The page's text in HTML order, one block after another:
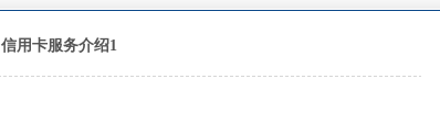
信用卡服务介绍1